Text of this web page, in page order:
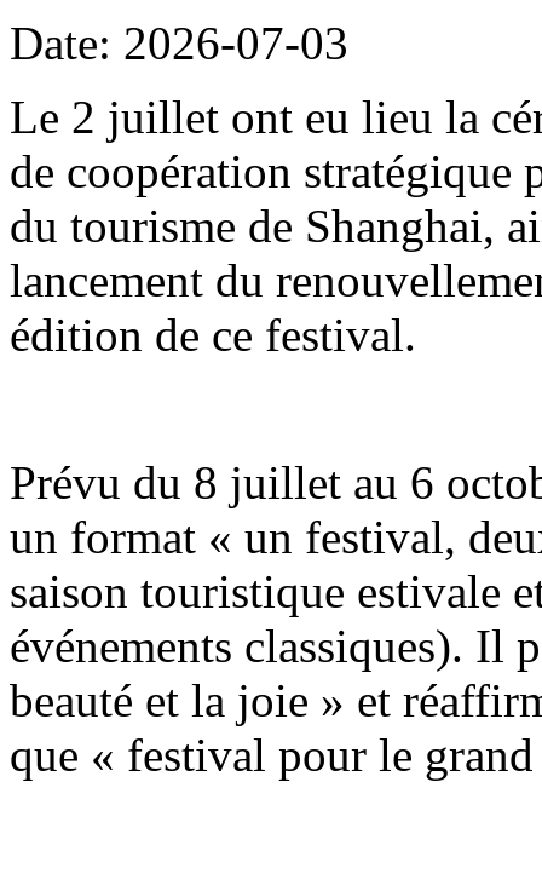
Date: 2026-07-03
Le 2 juillet ont eu lieu la
de coopération stratégique
du tourisme de Shanghai,
lancement du
édition de ce festival.
Prévu du 8 juillet au 6
un format « un festival,
saison touristique estivale
événements classiques). Il
beauté et la joie » et
que « festival pour le